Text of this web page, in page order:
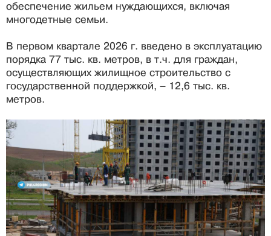
обеспечение жильем нуждающихся, включая
многодетные семьи.
В первом квартале 2026 г. введено в эксплуатацию
порядка 77 тыс. кв. метров, в т.ч. для граждан,
осуществляющих жилищное строительство с
государственной поддержкой, – 12,6 тыс. кв.
метров.